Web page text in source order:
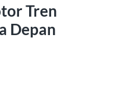
Tren
Depan